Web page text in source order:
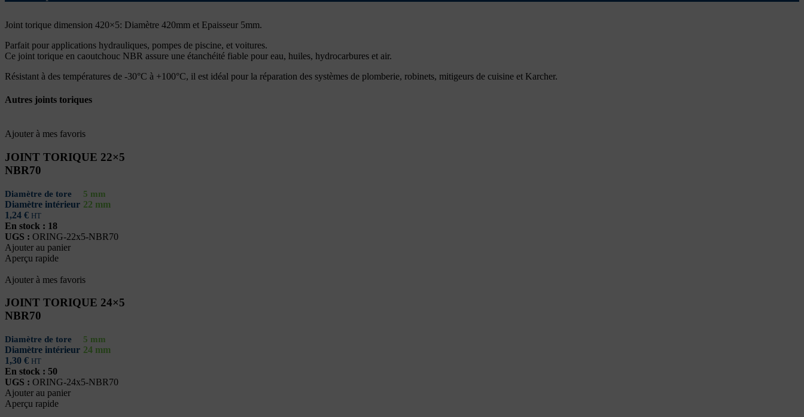
Joint torique dimension 420×5: Diamètre 420mm et Epaisseur 5mm.
Parfait pour applications hydrauliques, pompes de piscine, et voitures.
Ce joint torique en caoutchouc NBR assure une étanchéité fiable pour eau, huiles, hydrocarbures et air.
Résistant à des températures de -30°C à +100°C, il est idéal pour la réparation des systèmes de plomberie, robinets, mitigeurs de cuisine et Karcher.
Autres joints toriques
Ajouter à mes favoris
JOINT TORIQUE 22×5
NBR70
Diamètre de tore 5 mm
Diamètre intérieur 22 mm
1,24 € HT
En stock : 18
UGS : ORING-22x5-NBR70
Ajouter au panier
Aperçu rapide
Ajouter à mes favoris
JOINT TORIQUE 24×5
NBR70
Diamètre de tore 5 mm
Diamètre intérieur 24 mm
1,30 € HT
En stock : 50
UGS : ORING-24x5-NBR70
Ajouter au panier
Aperçu rapide